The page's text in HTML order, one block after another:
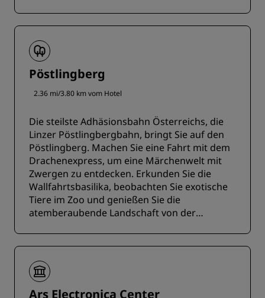
Pöstlingberg
2.36 mi/3.80 km vom Hotel
Die steilste Adhäsionsbahn Österreichs, die
Linzer Pöstlingbergbahn, bringt Sie auf den
Pöstlingberg. Machen Sie eine Fahrt mit dem
Drachenexpress, um eine Märchenwelt mit
Zwergen zu entdecken. Erkunden Sie die
Wallfahrtsbasilika, beobachten Sie exotische
Tiere im Zoo und genießen Sie die
atemberaubende Landschaft von der
Ars Electronica Center